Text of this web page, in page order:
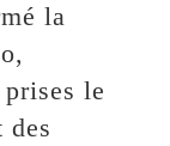
la
le
des